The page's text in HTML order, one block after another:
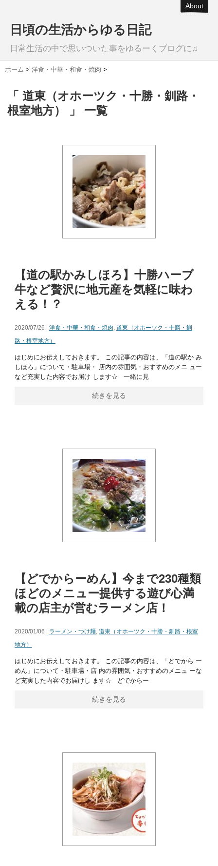
About
日頃の生活からゆる日記
日常生活の中で思いついた事をゆるーくブログに♫
ホーム > 洋食・中華・和食・焼肉 >
「 道東（オホーツク・十勝・釧路・
根室地方） 」 一覧
【道の駅かみしほろ】十勝ハーブ
牛など贅沢に地元産を気軽に味わ
える！？
2020/07/26 | 洋食・中華・和食・焼肉, 道東（オホーツク・十勝・釧
路・根室地方）
はじめにお伝えしておきます。 この記事の内容は、「道の駅か み
しほろ」について・駐車場・ 店内の雰囲気・おすすめのメニ ュー
など充実した内容でお届け します☆ 一緒に見
続きを見る
【どでからーめん】今まで230種類
ほどのメニュー提供する遊び心満
載の店主が営むラーメン店！
2020/01/06 | ラーメン・つけ麺, 道東（オホーツク・十勝・釧路・根室
地方）
はじめにお伝えしておきます。 この記事の内容は、「どでから ー
めん」について・駐車場・店 内の雰囲気・おすすめのメニュ ーな
ど充実した内容でお届けし ます☆ どでからー
続きを見る